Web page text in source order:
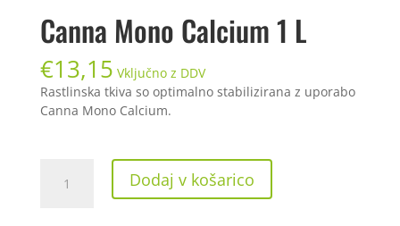
Canna Mono Calcium 1 L
€13,15 Vključno z DDV
Rastlinska tkiva so optimalno stabilizirana z uporabo
Canna Mono Calcium.
Mono
Dodaj v košarico